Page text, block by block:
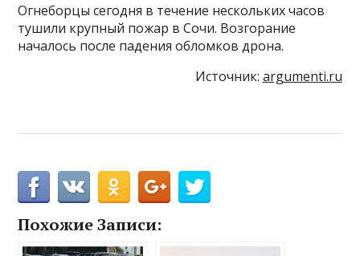
Огнеборцы сегодня в течение нескольких часов
тушили крупный пожар в Сочи. Возгорание
началось после падения обломков дрона.
Источник: argumenti.ru
Похожие Записи: